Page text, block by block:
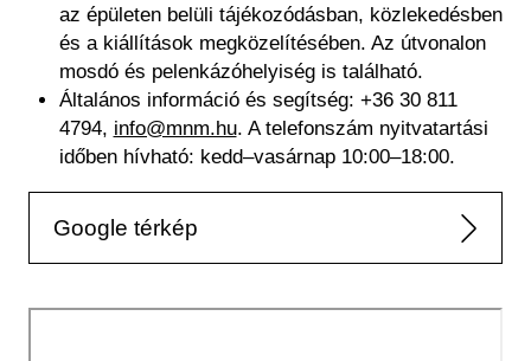
az épületen belüli tájékozódásban, közlekedésben
és a kiállítások megközelítésében. Az útvonalon
mosdó és pelenkázóhelyiség is található.
Általános információ és segítség: +36 30 811
4794, info@mnm.hu. A telefonszám nyitvatartási
időben hívható: kedd–vasárnap 10:00–18:00.
Google térkép